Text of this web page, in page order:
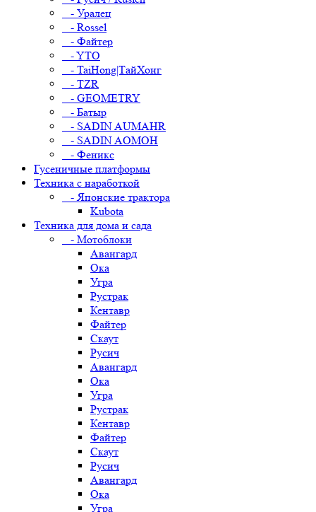
- Уралец
- Rossel
- Файтер
- YTO
- TaiHong|ТайХонг
- TZR
- GEOMETRY
- Батыр
- SADIN AUMAHR
- SADIN AOMOH
- Феникс
Гусеничные платформы
Техника с наработкой
- Японские трактора
Kubota
Техника для дома и сада
- Мотоблоки
Авангард
Ока
Угра
Рустрак
Кентавр
Файтер
Скаут
Русич
Авангард
Ока
Угра
Рустрак
Кентавр
Файтер
Скаут
Русич
Авангард
Ока
Угра